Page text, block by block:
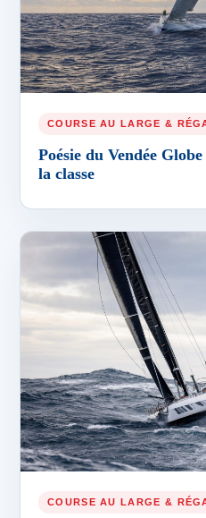
COURSE AU LARGE &
Poésie du Vendée
la classe
COURSE AU LARGE &